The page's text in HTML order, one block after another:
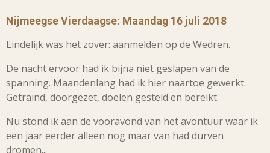
Nijmeegse Vierdaagse: Maandag 16 juli 2018
Eindelijk was het zover: aanmelden op de Wedren.
De nacht ervoor had ik bijna niet geslapen van de
spanning. Maandenlang had ik hier naartoe gewerkt.
Getraind, doorgezet, doelen gesteld en bereikt.
Nu stond ik aan de vooravond van het avontuur waar ik
een jaar eerder alleen nog maar van had durven
dromen...